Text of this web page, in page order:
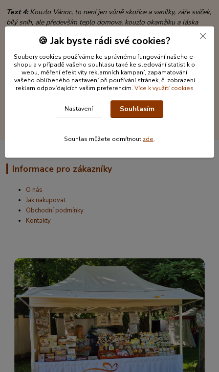
Text 4:Kouzlo Vánoc, to není jen vůně skořice a vanilky, záře svíček,
bílý sníh, ale především teplo domova, kouzlo okamžiku a láska
Materiál: papír, topolová překližka, monofilová stuha, broušené
kamínky
Informace pro zákazníky
O nás
Jak nakupovat
Obchodní podmínky
Kontakty
🍪 Jak byste rádi své cookies?
Soubory cookies používáme ke správnému fungování našeho e-
shopu a v případě vašeho souhlasu také ke sledování statistik o
webu, měření efektivity reklamních kampaní, zapamatování
vašeho oblíbeného nastavení při používání stránek, či zobrazení
reklam odpovídajících vašim preferencím. Více k využití cookies
Nastavení Souhlasím
Souhlas můžete odmítnout zde.